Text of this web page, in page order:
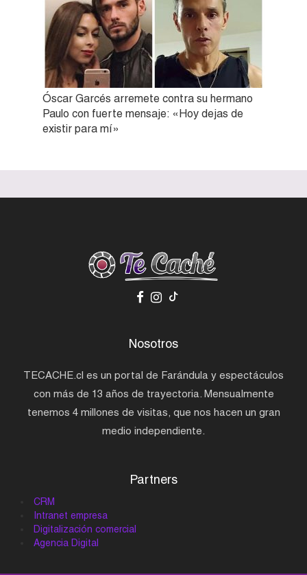
Óscar Garcés arremete contra su hermano
Paulo con fuerte mensaje: «Hoy dejas de
existir para mí»
Nosotros
TECACHE.cl es un portal de Farándula y espectáculos
con más de 13 años de trayectoria. Mensualmente
tenemos 4 millones de visitas, que nos hacen un gran
medio independiente.
Partners
CRM
Intranet empresa
Digitalización comercial
Agencia Digital